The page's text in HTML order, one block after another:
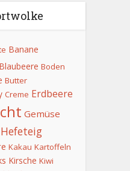
Banane
Blaubeere Boden
Butter
Creme Erdbeere
Gemüse
Hefeteig
Kakau Kartoffeln
Kirsche Kiwi